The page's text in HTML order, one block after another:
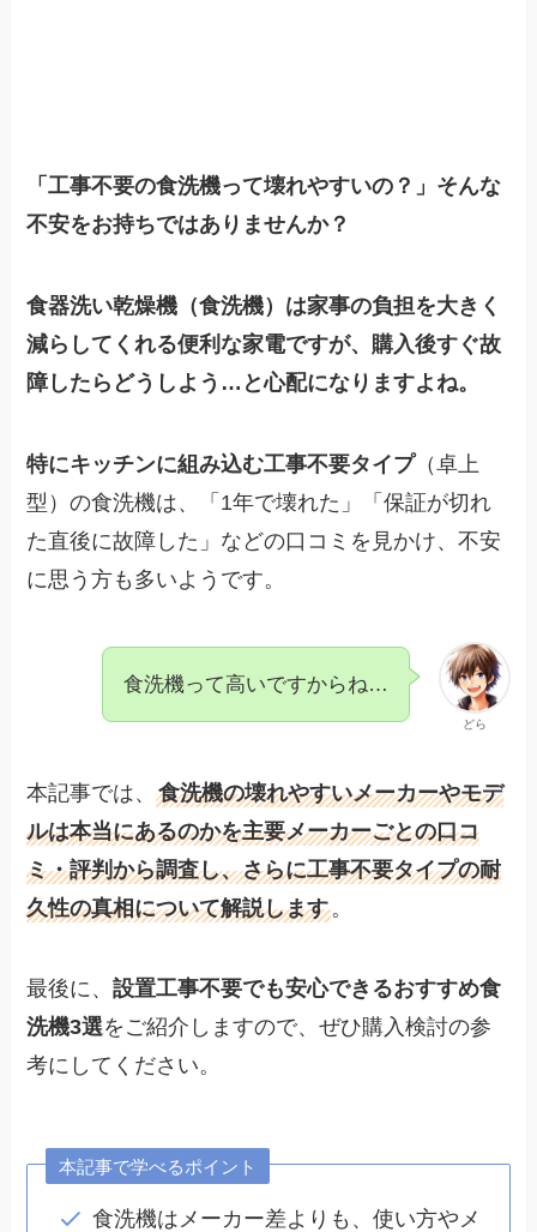
「工事不要の食洗機って壊れやすいの？」そんな
不安をお持ちではありませんか？
食器洗い乾燥機（食洗機）は家事の負担を大きく
減らしてくれる便利な家電ですが、購入後すぐ故
障したらどうしよう…と心配になりますよね。
特にキッチンに組み込む工事不要タイプ（卓上
型）の食洗機は、「1年で壊れた」「保証が切れ
た直後に故障した」などの口コミを見かけ、不安
に思う方も多いようです。
どら
食洗機って高いですからね…
本記事では、食洗機の壊れやすいメーカーやモデ
ルは本当にあるのかを主要メーカーごとの口コ
ミ・評判から調査し、さらに工事不要タイプの耐
久性の真相について解説します。
最後に、設置工事不要でも安心できるおすすめ食
洗機3選をご紹介しますので、ぜひ購入検討の参
考にしてください。
本記事で学べるポイント
食洗機はメーカー差よりも、使い方やメ